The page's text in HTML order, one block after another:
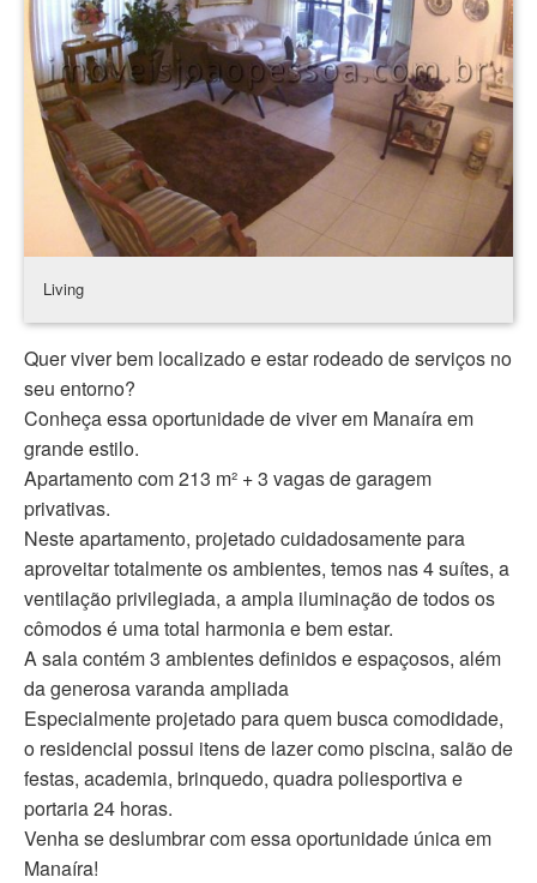
Living
Quer viver bem localizado e estar rodeado de serviços no
seu entorno?
Conheça essa oportunidade de viver em Manaíra em
grande estilo.
Apartamento com 213 m² + 3 vagas de garagem
privativas.
Neste apartamento, projetado cuidadosamente para
aproveitar totalmente os ambientes, temos nas 4 suítes, a
ventilação privilegiada, a ampla iluminação de todos os
cômodos é uma total harmonia e bem estar.
A sala contém 3 ambientes definidos e espaçosos, além
da generosa varanda ampliada
Especialmente projetado para quem busca comodidade,
o residencial possui itens de lazer como piscina, salão de
festas, academia, brinquedo, quadra poliesportiva e
portaria 24 horas.
Venha se deslumbrar com essa oportunidade única em
Manaíra!